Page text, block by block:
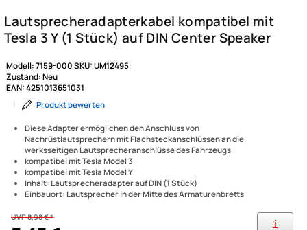
Diese Adapter ermöglichen den Anschluss von
Nachrüstlautsprechern mit Flachsteckanschlüssen an die
kompatibel mit Tesla Model 3
Zustand:Neu
EAN:4251013651031
|
Produkt bewerten